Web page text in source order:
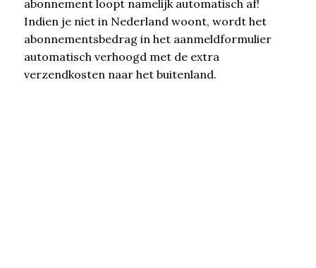
abonnement loopt namelijk automatisch af!
Indien je niet in Nederland woont, wordt het
abonnementsbedrag in het aanmeldformulier
automatisch verhoogd met de extra
verzendkosten naar het buitenland.